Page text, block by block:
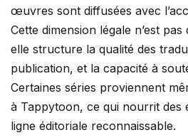
œuvres sont diffusées avec
Cette dimension légale n’est pas
elle structure la qualité des
publication, et la capacité à
Certaines séries proviennent
à Tappytoon, ce qui nourrit des
ligne éditoriale reconnaissable.